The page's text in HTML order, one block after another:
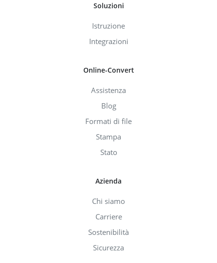
Soluzioni
Istruzione
Integrazioni
Online-Convert
Assistenza
Blog
Formati di file
Stampa
Stato
Azienda
Chi siamo
Carriere
Sostenibilità
Sicurezza